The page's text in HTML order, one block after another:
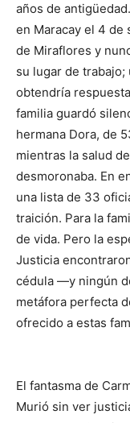
años de
en Maracay el 4 de
de Miraflores y
su lugar de
obtendría
familia guardó
hermana Dora, de
mientras la salud
desmoronaba. En
una lista de 33
traición. Para la
de vida. Pero la
Justicia
cédula —y ningún
metáfora perfecta
ofrecido a estas
El fantasma de
Murió sin ver